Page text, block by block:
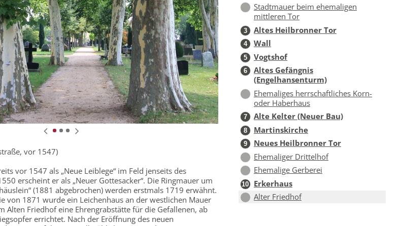
vor 1547)
vor 1547 als „Neue Leiblege“ im Feld jenseits des
erscheint er als „Neuer Gottesacker“. Die Ringmauer um
(1881 abgebrochen) werden erstmals 1719 erwähnt.
von 1871 wurde ein Leichenhaus an der westlichen Mauer
Alten Friedhof eine Ehrengrabstätte für die Gefallenen, ab
errichtet. Nach der Eröffnung des neuen
Stadtmauer beim ehemaligen
mittleren Tor
3 Altes Heilbronner Tor
4 Wall
5 Vogtshof
6
Altes Gefängnis
(Engelhansenturm)
Ehemaliges herrschaftliches Korn-
oder Haberhaus
7 Alte Kelter (Neuer Bau)
8 Martinskirche
9
Neues Heilbronner Tor
Ehemaliger Drittelhof
Ehemalige Gerberei
10
Erkerhaus
Alter Friedhof